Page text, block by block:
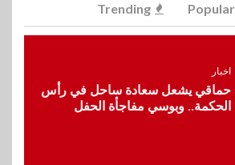
غرفة القاهرة تنظم ندوة إلكترونية
لدعم الصادرات وتحقيق
بنوك
Popular
Trending
اخبار
حماقي يشعل سعادة ساحل في رأس
الحكمة.. وبوسي مفاجأة الحفل